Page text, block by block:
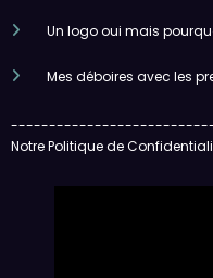
Un logo oui mais
Mes déboires avec les
Notre Politique de